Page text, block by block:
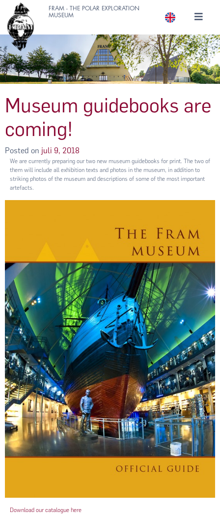
FRAM - THE POLAR EXPLORATION
MUSEUM
Museum guidebooks are
coming!
Posted on juli 9, 2018
We are currently preparing our two new museum guidebooks for print. The two of
them will include all exhibition texts and photos in the museum, in addition to
striking photos of the museum and descriptions of some of the most important
artefacts.
Download our catalogue here